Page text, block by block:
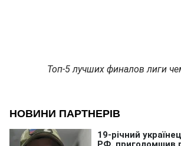
Топ-5 лучших финалов лиги